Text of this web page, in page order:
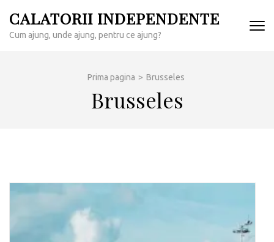
conținut
CALATORII INDEPENDENTE
Cum ajung, unde ajung, pentru ce ajung?
Prima pagina > Brusseles
Brusseles